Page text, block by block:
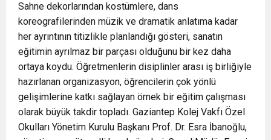
Sahne dekorlarından kostümlere, dans
koreografilerinden müzik ve dramatik anlatıma kadar
her ayrıntının titizlikle planlandığı gösteri, sanatın
eğitimin ayrılmaz bir parçası olduğunu bir kez daha
ortaya koydu. Öğretmenlerin disiplinler arası iş birliğiyle
hazırlanan organizasyon, öğrencilerin çok yönlü
gelişimlerine katkı sağlayan örnek bir eğitim çalışması
olarak büyük takdir topladı. Gaziantep Kolej Vakfı Özel
Okulları Yönetim Kurulu Başkanı Prof. Dr. Esra İbanoğlu,